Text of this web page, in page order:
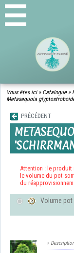
Vous êtes ici » Catalogue»
Metasequoia
PRÉCÉDENT
Attention : le produit
le volume du pot
du
Volume pot
»